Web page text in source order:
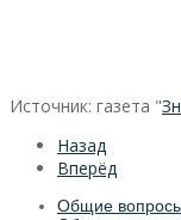
Источник: газета "
Назад
Вперёд
Общие